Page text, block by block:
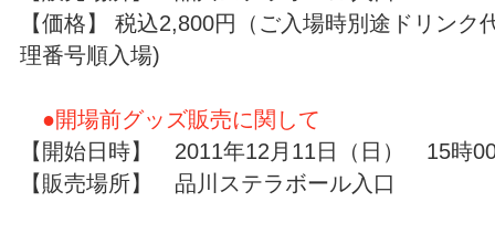
【価格】 税込2,800円（ご入場時別途ドリンク
理番号順入場)
●開場前グッズ販売に関して
【開始日時】 2011年12月11日（日） 15時
【販売場所】 品川ステラボール入口